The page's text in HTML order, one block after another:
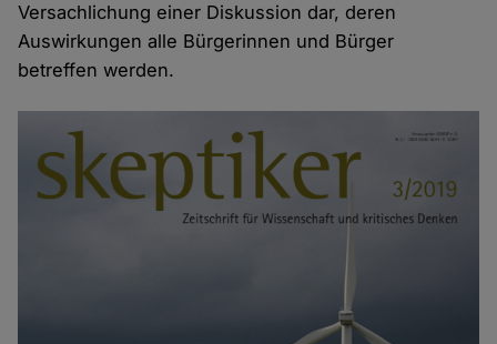
Versachlichung einer Diskussion dar, deren
Auswirkungen alle Bürgerinnen und Bürger
betreffen werden.